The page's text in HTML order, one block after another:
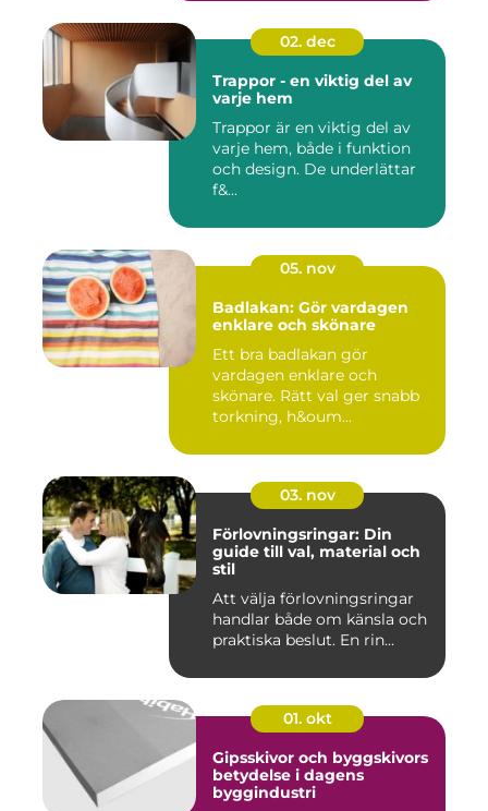
02. dec
Trappor - en viktig del av
varje hem
Trappor är en viktig del av
varje hem, både i funktion
och design. De underlättar
f&...
05. nov
Badlakan: Gör vardagen
enklare och skönare
Ett bra badlakan gör
vardagen enklare och
skönare. Rätt val ger snabb
torkning, h&oum...
03. nov
Förlovningsringar: Din
guide till val, material och
stil
Att välja förlovningsringar
handlar både om känsla och
praktiska beslut. En rin...
01. okt
Gipsskivor och byggskivors
betydelse i dagens
byggindustri